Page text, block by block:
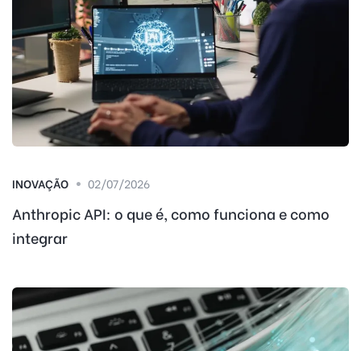
INOVAÇÃO 02/07/2026
Anthropic API: o que é, como funciona e como
integrar